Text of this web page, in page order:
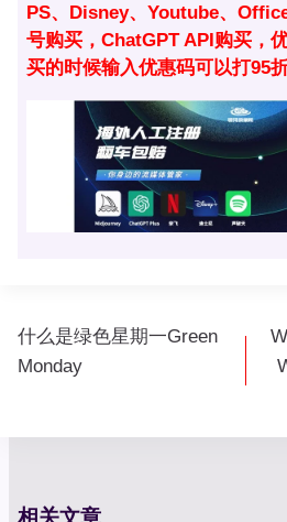
PS、Disney、Youtube、
号购买，ChatGPT API购买，
买的时候输入优惠码可以打95
文
章
什么是绿色星期一Green
Monday
相关文章